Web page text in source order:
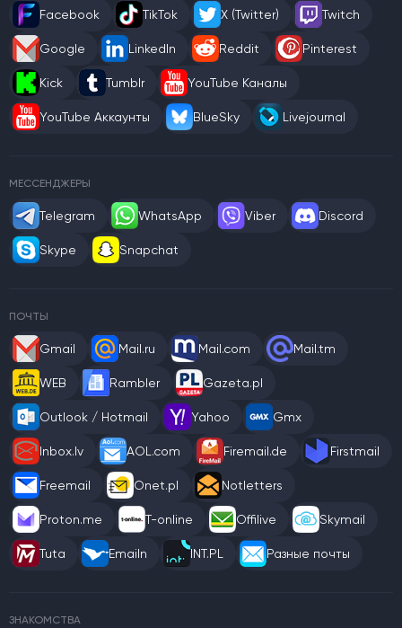
Facebook TikTok X (Twitter) Twitch
Google LinkedIn Reddit Pinterest
Kick Tumblr YouTube Каналы
YouTube Аккаунты BlueSky Livejournal
МЕССЕНДЖЕРЫ
Telegram WhatsApp Viber Discord
Skype Snapchat
ПОЧТЫ
Gmail Mail.ru Mail.com Mail.tm
WEB Rambler Gazeta.pl
Outlook / Hotmail Yahoo Gmx
Inbox.lv AOL.com Firemail.de Firstmail
Freemail Onet.pl Notletters
Proton.me T-online Offilive Skymail
Tuta Emailn INT.PL Разные почты
ЗНАКОМСТВА